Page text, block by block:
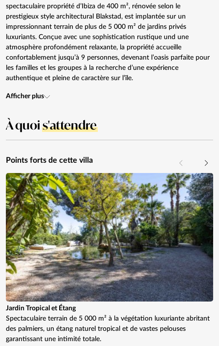
spectaculaire propriété d’Ibiza de 400 m², rénovée selon le
prestigieux style architectural Blakstad, est implantée sur un
impressionnant terrain de plus de 5 000 m² de jardins privés
luxuriants. Conçue avec une sophistication rustique und une
atmosphère profondément relaxante, la propriété accueille
confortablement jusqu’à 9 personnes, devenant l’oasis parfaite pour
les familles et les groupes à la recherche d’une expérience
authentique et pleine de caractère sur l’île.
Afficher plus
À quois'attendre
Points forts de cette villa
Jardin Tropical et Étang
Spectaculaire terrain de 5 000 m² à la végétation luxuriante abritant
des palmiers, un étang naturel tropical et de vastes pelouses
garantissant une intimité totale.